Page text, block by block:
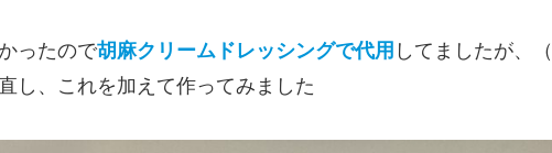
ったので胡麻クリームドレッシングで代用 してましたが、
し、これを加えて作ってみました